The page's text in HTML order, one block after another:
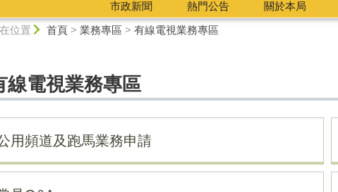
市政新聞 熱門公告 關於本局
位置 首頁> 業務專區 > 有線電視業務專區
線電視業務專區
用頻道及跑馬業務申請